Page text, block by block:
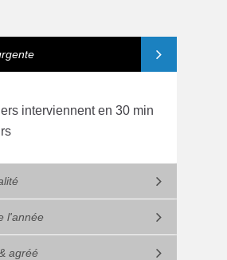
interviennent en 30 min
l'année
agréé